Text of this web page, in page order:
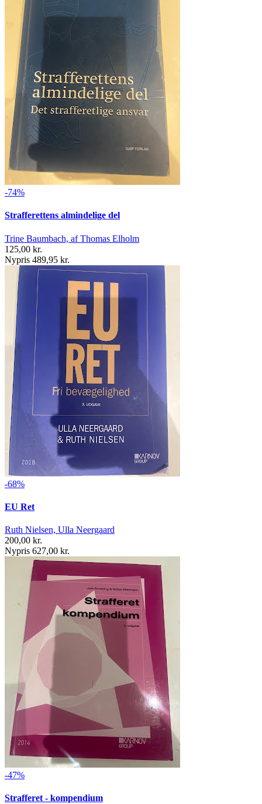
-74%
Strafferettens almindelige del
Trine Baumbach, af Thomas Elholm
125,00 kr.
Nypris 489,95 kr.
-68%
EU Ret
Ruth Nielsen, Ulla Neergaard
200,00 kr.
Nypris 627,00 kr.
-47%
Strafferet - kompendium